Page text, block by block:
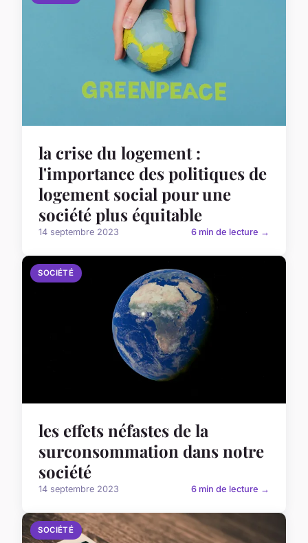
la crise du logement :
l'importance des politiques de
logement social pour une
société plus équitable
14 septembre 2023 6 min de lecture →
SOCIÉTÉ
les effets néfastes de la
surconsommation dans notre
société
14 septembre 2023 6 min de lecture →
SOCIÉTÉ